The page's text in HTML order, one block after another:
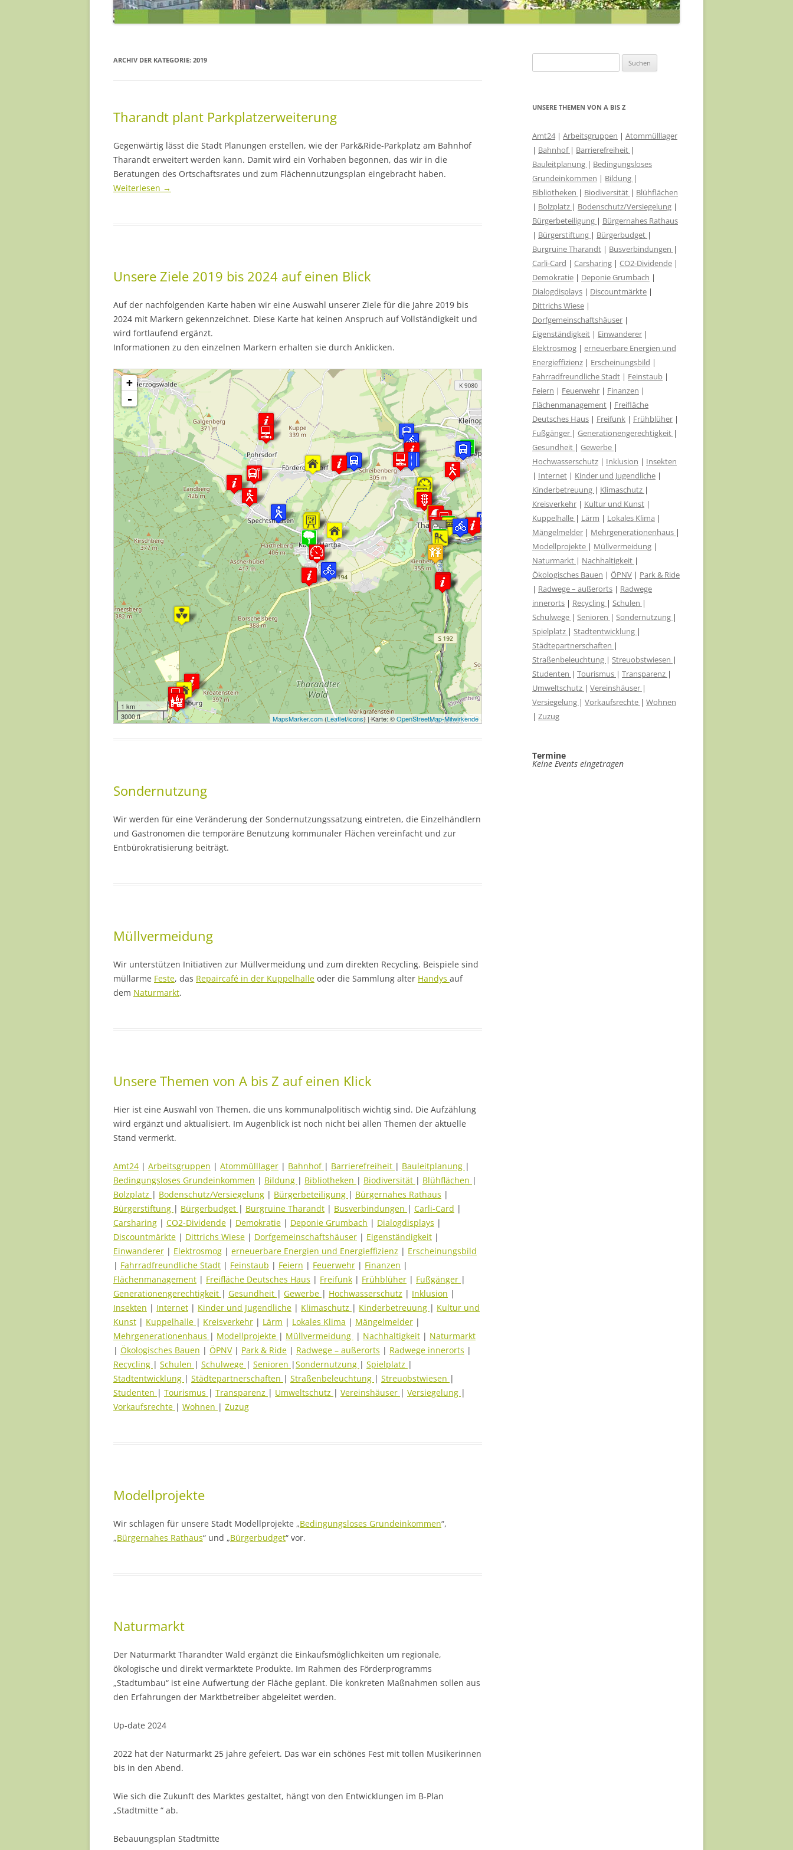
REA SCHNEIDER
YVONNE BARTELD
UNSERE ZIELE FÜR DIE ORTSTEILE
EINEN BLICK
ABWASSERKONZEPT
FÖRDERGERSDORF
SACHKUNDIGE FÜR KLIMASCHUTZ
EHRENNADEL FÜR UKRAINEHILFE
THARANDT
MEHR TRANSPARENZ
STADTRATSSITZUNGEN IM
ERBGERICHT
ÖKOSTROM FÜR THARANDT
RATSINFORMATIONSSYSTEM FÜR
ORTSCHAFTSRÄTE
THARANDT – STADTGRÜN OHNE
GIFT
AMTSBLATT IN JEDEN
BRIEFKASTEN
UNTERNEHMERISCHE
VERANTWORTUNG WAHRNEHMEN
NUTZUNG KOMMUNALER
DACHFLÄCHEN FÜR BÜRGER-
SOLARSTROMANLAGEN
FAIRE BLUMEN BEI EHRUNGEN
ABWASSER FÖRDERGERSDORF
RADVERKEHRSKONZEPT
ARCHIV DER KATEGORIE: 2019
Tharandt plant Parkplatzerweiterung
Gegenwärtig lässt die Stadt Planungen erstellen, wie der Park&Ride-Parkplatz am Bahnhof
Tharandt erweitert werden kann. Damit wird ein Vorhaben begonnen, das wir in die
Beratungen des Ortschaftsrates und zum Flächennutzungsplan eingebracht haben.
Weiterlesen →
Unsere Ziele 2019 bis 2024 auf einen Blick
Auf der nachfolgenden Karte haben wir eine Auswahl unserer Ziele für die Jahre 2019 bis
2024 mit Markern gekennzeichnet. Diese Karte hat keinen Anspruch auf Vollständigkeit und
wird fortlaufend ergänzt.
Informationen zu den einzelnen Markern erhalten sie durch Anklicken.
Karte wird geladen - bitte warten...
+
-
1 km
3000 ft
MapsMarker.com(Leaflet/icons) | Karte: ©OpenStreetMap-Mitwirkende
Sondernutzung
Wir werden für eine Veränderung der Sondernutzungssatzung eintreten, die Einzelhändlern
und Gastronomen die temporäre Benutzung kommunaler Flächen vereinfacht und zur
Entbürokratisierung beiträgt.
Müllvermeidung
Wir unterstützen Initiativen zur Müllvermeidung und zum direkten Recycling. Beispiele sind
müllarme Feste, das Repaircafé in der Kuppelhalle oder die Sammlung alter Handys auf
dem Naturmarkt.
Unsere Themen von A bis Z auf einen Klick
Hier ist eine Auswahl von Themen, die uns kommunalpolitisch wichtig sind. Die Aufzählung
wird ergänzt und aktualisiert. Im Augenblick ist noch nicht bei allen Themen der aktuelle
Stand vermerkt.
Amt24 | Arbeitsgruppen | Atommülllager | Bahnhof | Barrierefreiheit | Bauleitplanung |
Bedingungsloses Grundeinkommen | Bildung | Bibliotheken | Biodiversität | Blühflächen |
Bolzplatz | Bodenschutz/Versiegelung | Bürgerbeteiligung | Bürgernahes Rathaus |
Bürgerstiftung | Bürgerbudget | Burgruine Tharandt | Busverbindungen | Carli-Card |
Carsharing | CO2-Dividende | Demokratie | Deponie Grumbach | Dialogdisplays |
Discountmärkte | Dittrichs Wiese | Dorfgemeinschaftshäuser | Eigenständigkeit |
Einwanderer | Elektrosmog | erneuerbare Energien und Energieffizienz | Erscheinungsbild
| Fahrradfreundliche Stadt | Feinstaub | Feiern | Feuerwehr | Finanzen |
Flächenmanagement | Freifläche Deutsches Haus | Freifunk | Frühblüher | Fußgänger |
Generationengerechtigkeit | Gesundheit | Gewerbe | Hochwasserschutz | Inklusion |
Insekten | Internet | Kinder und Jugendliche | Klimaschutz | Kinderbetreuung | Kultur und
Kunst | Kuppelhalle | Kreisverkehr | Lärm | Lokales Klima | Mängelmelder |
Mehrgenerationenhaus | Modellprojekte | Müllvermeidung | Nachhaltigkeit | Naturmarkt
| Ökologisches Bauen | ÖPNV| Park & Ride | Radwege – außerorts | Radwege innerorts |
Recycling | Schulen | Schulwege | Senioren |Sondernutzung | Spielplatz |
Stadtentwicklung | Städtepartnerschaften | Straßenbeleuchtung | Streuobstwiesen |
Studenten | Tourismus | Transparenz | Umweltschutz | Vereinshäuser | Versiegelung |
Vorkaufsrechte | Wohnen | Zuzug
Modellprojekte
Wir schlagen für unsere Stadt Modellprojekte „Bedingungsloses Grundeinkommen“,
„Bürgernahes Rathaus“ und „Bürgerbudget“ vor.
Naturmarkt
Der Naturmarkt Tharandter Wald ergänzt die Einkaufsmöglichkeiten um regionale,
ökologische und direkt vermarktete Produkte. Im Rahmen des Förderprogramms
„Stadtumbau“ ist eine Aufwertung der Fläche geplant. Die konkreten Maßnahmen sollen aus
den Erfahrungen der Marktbetreiber abgeleitet werden.
Up-date 2024
2022 hat der Naturmarkt 25 jahre gefeiert. Das war ein schönes Fest mit tollen Musikerinnen
bis in den Abend.
Wie sich die Zukunft des Marktes gestaltet, hängt von den Entwicklungen im B-Plan
„Stadtmitte “ ab.
Bebauungsplan Stadtmitte
nach:
UNSERE THEMEN VON A BIS Z
Amt24| Arbeitsgruppen | Atommülllager
| Bahnhof | Barrierefreiheit |
Bauleitplanung | Bedingungsloses
Grundeinkommen | Bildung |
Bibliotheken | Biodiversität | Blühflächen
| Bolzplatz | Bodenschutz/Versiegelung |
Bürgerbeteiligung | Bürgernahes Rathaus
| Bürgerstiftung | Bürgerbudget |
Burgruine Tharandt | Busverbindungen |
Carli-Card | Carsharing | CO2-Dividende |
Demokratie | Deponie Grumbach |
Dialogdisplays | Discountmärkte |
Dittrichs Wiese |
Dorfgemeinschaftshäuser |
Eigenständigkeit | Einwanderer |
Elektrosmog | erneuerbare Energien und
Energieffizienz | Erscheinungsbild |
Fahrradfreundliche Stadt | Feinstaub |
Feiern | Feuerwehr | Finanzen |
Flächenmanagement | Freifläche
Deutsches Haus | Freifunk | Frühblüher |
Fußgänger | Generationengerechtigkeit |
Gesundheit | Gewerbe |
Hochwasserschutz | Inklusion | Insekten
| Internet | Kinder und Jugendliche |
Kinderbetreuung | Klimaschutz |
Kreisverkehr | Kultur und Kunst |
Kuppelhalle | Lärm | Lokales Klima |
Mängelmelder | Mehrgenerationenhaus |
Modellprojekte | Müllvermeidung |
Naturmarkt | Nachhaltigkeit |
Ökologisches Bauen | ÖPNV | Park & Ride
| Radwege – außerorts | Radwege
innerorts | Recycling | Schulen |
Schulwege | Senioren | Sondernutzung |
Spielplatz | Stadtentwicklung |
Städtepartnerschaften |
Straßenbeleuchtung | Streuobstwiesen |
Studenten | Tourismus | Transparenz |
Umweltschutz | Vereinshäuser |
Versiegelung | Vorkaufsrechte | Wohnen
| Zuzug
Termine
Keine Events eingetragen